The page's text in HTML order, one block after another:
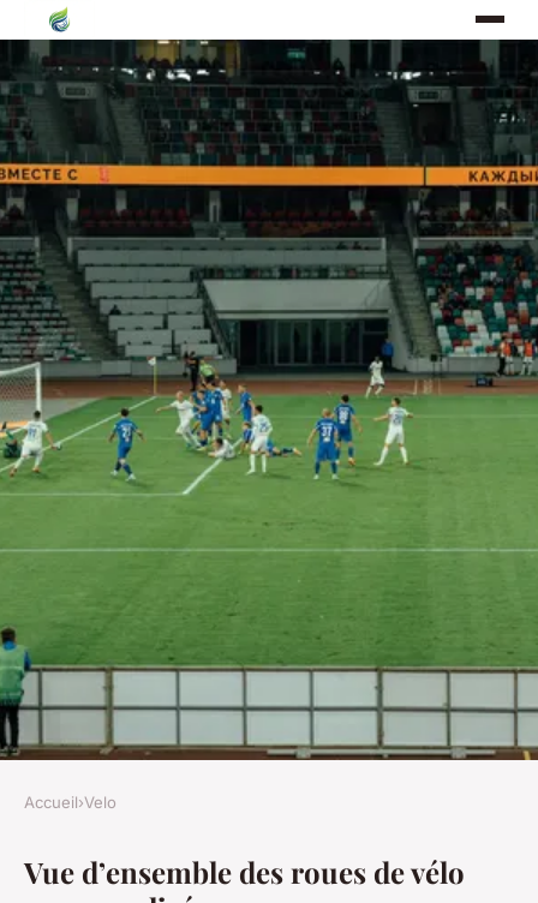
Des roues de vélo
Accueil›Velo
Vue d’ensemble des roues de vélo